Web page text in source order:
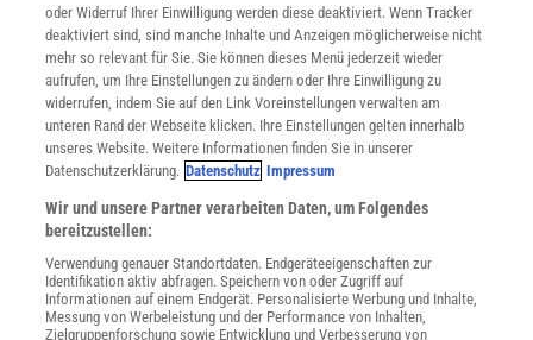
Feuerökologie
Seit Jahrtausenden prägt der Mensch seine Umwelt mit Feuer.
Heute entwickeln sich daraus vielfach Naturkatastrophen, die
oder Widerruf Ihrer Einwilligung werden diese deaktiviert. Wenn Tracker
deaktiviert sind, sind manche Inhalte und Anzeigen möglicherweise nicht
mehr so relevant für Sie. Sie können dieses Menü jederzeit wieder
aufrufen, um Ihre Einstellungen zu ändern oder Ihre Einwilligung zu
widerrufen, indem Sie auf den Link Voreinstellungen verwalten am
unteren Rand der Webseite klicken. Ihre Einstellungen gelten innerhalb
unseres Website. Weitere Informationen finden Sie in unserer
Datenschutzerklärung. Datenschutz Impressum
Wir und unsere Partner verarbeiten Daten, um Folgendes
bereitzustellen:
Verwendung genauer Standortdaten. Endgeräteeigenschaften zur
Identifikation aktiv abfragen. Speichern von oder Zugriff auf
Informationen auf einem Endgerät. Personalisierte Werbung und Inhalte,
Messung von Werbeleistung und der Performance von Inhalten,
Zielgruppenforschung sowie Entwicklung und Verbesserung von